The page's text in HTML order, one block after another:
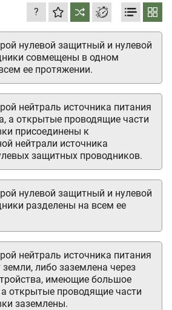
?
нулевой защитный и нулевой
совмещены в одном
ее протяжении.
нейтраль источника питания
а открытые проводящие части
присоединены к
нейтрали источника
защитных проводников.
нейтраль источника питания
либо заземлена через
имеющие большое
а открытые проводящие части
заземлены.
нулевой защитный и нулевой
разделены на всем ее